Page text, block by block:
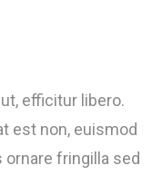
efficitur libero.
est non, euismod
fringilla sed